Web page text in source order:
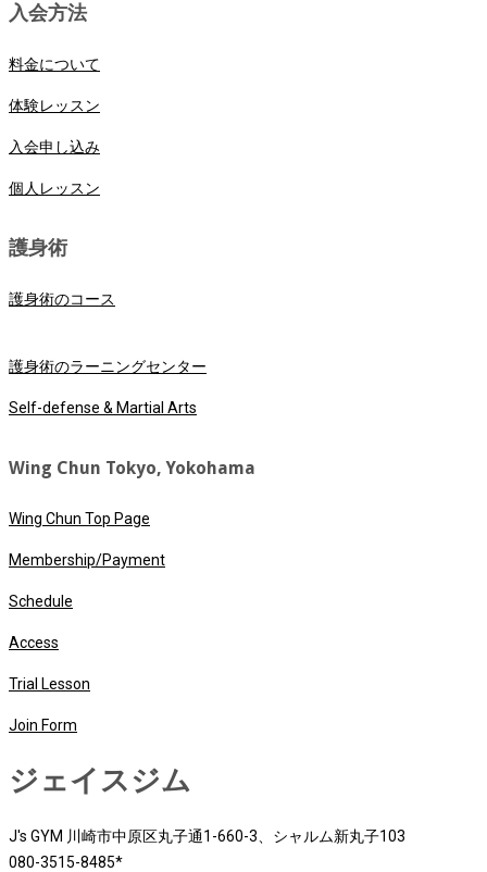
入会方法
料金について
体験レッスン
入会申し込み
個人レッスン
護身術
護身術のコース
護身術のラーニングセンター
Self-defense & Martial Arts
Wing Chun Tokyo, Yokohama
Wing Chun Top Page
Membership/Payment
Schedule
Access
Trial Lesson
Join Form
ジェイスジム
J's GYM 川崎市中原区丸子通1-660-3、シャルム新丸子103
080-3515-8485*